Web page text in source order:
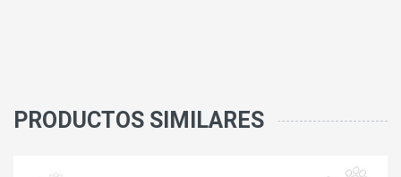
PRODUCTOS SIMILARES